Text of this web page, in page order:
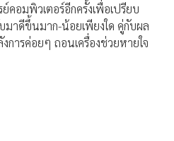
คอมพิวเตอร์อีกครั้งเพื่อเปรียบ
มาดีขึ้นมาก-น้อยเพียงใด คู่กับผล
การค่อยๆ ถอนเครื่องช่วยหายใจ